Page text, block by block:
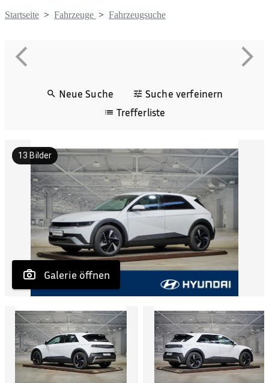
Startseite > Fahrzeuge > Fahrzeugsuche
Neue Suche
Suche verfeinern
Trefferliste
Galerie öffnen
13 Bilder